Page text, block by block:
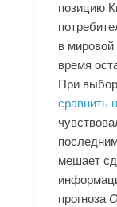
позицию
в мировой
время
При
сравнить
мешает
прогноза